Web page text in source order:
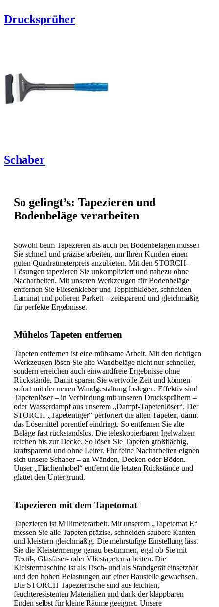
Drucksprüher
Schaber
So gelingt’s: Tapezieren und
Bodenbeläge verarbeiten
Sowohl beim Tapezieren als auch bei Bodenbelägen müssen
Sie schnell und präzise arbeiten, um Ihren Kunden einen
guten Quadratmeterpreis anzubieten. Mit den STORCH-
Lösungen tapezieren Sie unkompliziert und nahezu ohne
Nacharbeiten. Mit unseren Werkzeugen für Bodenbeläge
entfernen Sie Fliesenkleber und Teppichkleber, schneiden
Laminat und polieren Parkett – zeitsparend und gleichmäßig
für perfekte Ergebnisse.
Mühelos Tapeten entfernen
Tapeten entfernen ist eine mühsame Arbeit. Mit den richtigen
Werkzeugen lösen Sie alte Wandbeläge nicht nur schneller,
sondern erreichen auch einwandfreie Ergebnisse ohne
Rückstände. Damit sparen Sie wertvolle Zeit und können
sofort mit der neuen Wandgestaltung loslegen. Effektiv sind
Tapetenlöser – in Verbindung mit unseren Drucksprühern –
oder Wasserdampf aus unserem „Dampf-Tapetenlöser“. Der
STORCH „Tapetentiger“ perforiert die alten Tapeten, damit
das Lösemittel porentief eindringt. So entfernen Sie alte
Beläge fast rückstandslos. Die teleskopierbaren Igelwalzen
reichen bis zur Decke. So lösen Sie Tapeten großflächig,
kraftsparend und ohne Leiter. Für feine Nacharbeiten eignen
sich unsere Schaber – an Wänden, Decken oder Böden.
Unser „Flächenhobel“ entfernt die letzten Rückstände und
glättet den Untergrund.
Tapezieren mit dem Tapetomat
Tapezieren ist Millimeterarbeit. Mit unserem „Tapetomat E“
messen Sie alle Tapeten präzise, schneiden saubere Kanten
und kleistern gleichmäßig. Die mehrstufige Einstellung lässt
Sie die Kleistermenge genau bestimmen, egal ob Sie mit
Textil-, Glasfaser- oder Vliestapeten arbeiten. Die
Kleistermaschine ist als Tisch- und als Standgerät einsetzbar
und den hohen Belastungen auf einer Baustelle gewachsen.
Die STORCH Tapeziertische sind aus leichten,
feuchteresistenten Materialien und dank der klappbaren
Enden selbst für kleine Räume geeignet. Unsere